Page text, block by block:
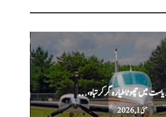
میں چھوٹا طیارہ گر کر تباہ،...
مئی 1, 2026